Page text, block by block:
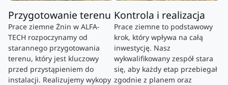
Przygotowanie terenu
Prace ziemne Żnin w ALFA-
TECH rozpoczynamy od
starannego przygotowania
terenu, który jest kluczowy
przed przystąpieniem do
instalacji. Realizujemy wykopy
Kontrola i realizacja
Prace ziemne to podstawowy
krok, który wpływa na całą
inwestycję. Nasz
wykwalifikowany zespół stara
się, aby każdy etap przebiegał
zgodnie z planem oraz